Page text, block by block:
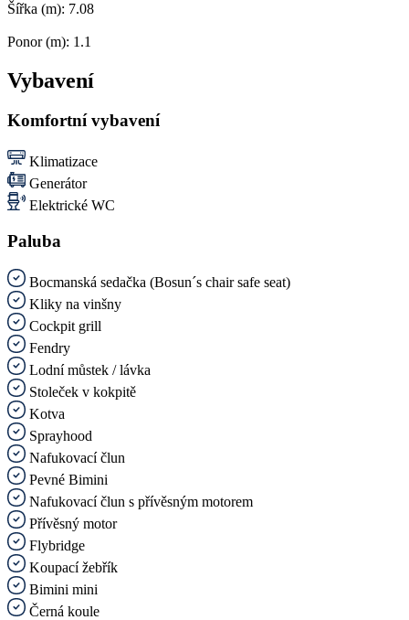
Šířka (m): 7.08
Ponor (m): 1.1
Vybavení
Komfortní vybavení
Klimatizace
Generátor
Elektrické WC
Paluba
Bocmanská sedačka (Bosun´s chair safe seat)
Kliky na vinšny
Cockpit grill
Fendry
Lodní můstek / lávka
Stoleček v kokpitě
Kotva
Sprayhood
Nafukovací člun
Pevné Bimini
Nafukovací člun s přívěsným motorem
Přívěsný motor
Flybridge
Koupací žebřík
Bimini mini
Černá koule